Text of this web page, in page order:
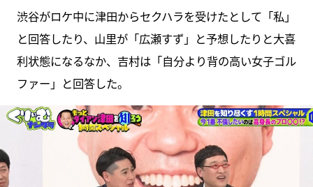
渋谷がロケ中に津田からセクハラを受けたとして「私」
と回答したり、山里が「広瀬すず」と予想したりと大喜
利状態になるなか、吉村は「自分より背の高い女子ゴル
ファー」と回答した。